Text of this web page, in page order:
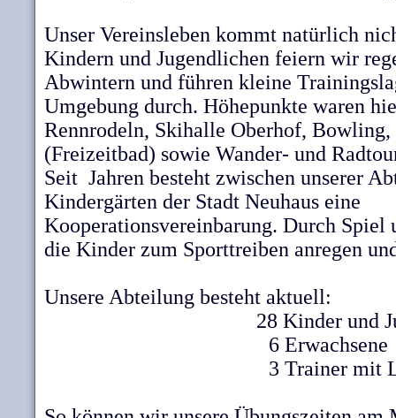
Unser Vereinsleben kommt natürlich
Kindern und Jugendlichen feiern wir
Abwintern und führen kleine
Umgebung durch. Höhepunkte waren
Rennrodeln, Skihalle Oberhof,
(Freizeitbad) sowie Wander- und
Seit Jahren besteht zwischen unserer
Kindergärten der Stadt Neuhaus eine
Kooperationsvereinbarung. Durch Spiel
die Kinder zum Sporttreiben anregen
Unsere Abteilung besteht aktuell:
28 Kinder und
6 Erwachsene
3 Trainer mit